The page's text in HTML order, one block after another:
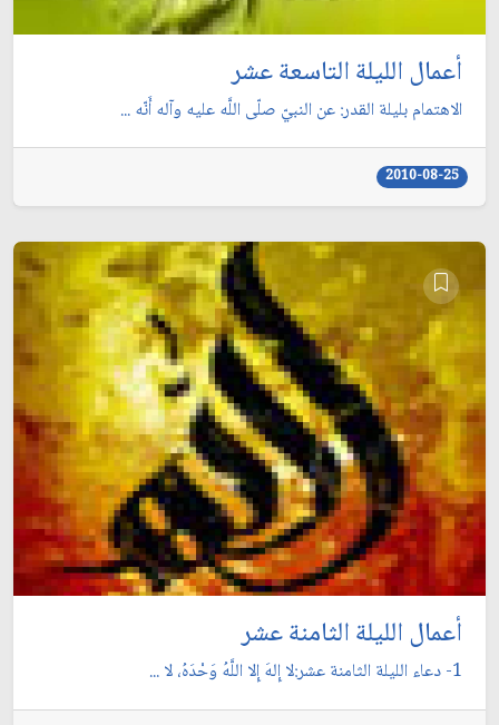
أعمال الليلة التاسعة عشر
الاهتمام بليلة القدر: عن النبيّ صلّى اللَّه عليه وآله أَنّه ...
2010-08-25
أعمال الليلة الثامنة عشر
1- دعاء الليلة الثامنة عشر:لا إِلهَ إِلا اللَّهُ وَحْدَهُ، لا ...